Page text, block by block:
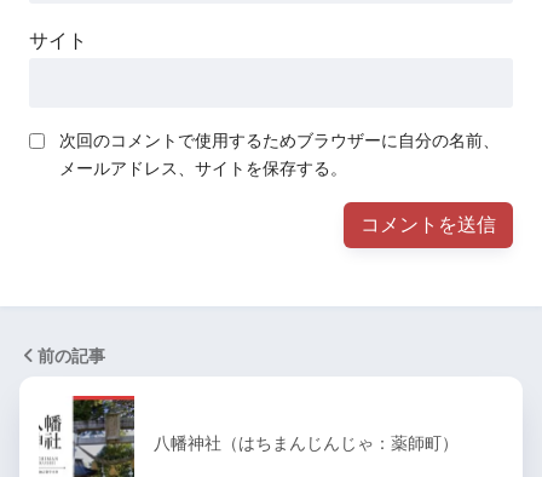
サイト
次回のコメントで使用するためブラウザーに自分の名前、
メールアドレス、サイトを保存する。
前の記事
八幡神社（はちまんじんじゃ：薬師町）